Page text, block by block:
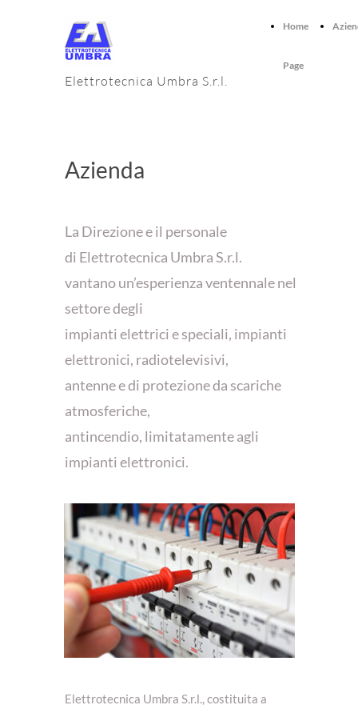
Home
Page
Elettrotecnica Umbra S.r.l.
Azienda
La Direzionee il personale
di Elettrotecnica Umbra S.r.l.
vantano un’esperienza ventennale nel
settore degli
impianti elettrici e speciali, impianti
elettronici, radiotelevisivi,
antenne e di protezione da scariche
atmosferiche,
antincendio, limitatamente agli
impianti elettronici.
Elettrotecnica Umbra S.r.l., costituita a